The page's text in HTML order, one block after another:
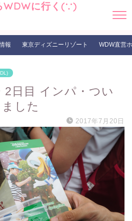
WDWに行く(∵)
報 東京ディズニーリゾート WDW直営
2日目 インパ・つい
した
2017年7月20日